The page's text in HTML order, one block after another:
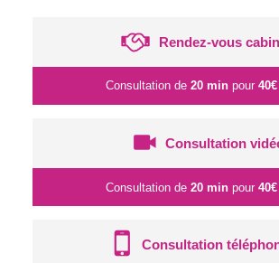
Rendez-vous
Consultation de 20 min pour 40€
Consultation
Consultation de 20 min pour 40€
Consultation